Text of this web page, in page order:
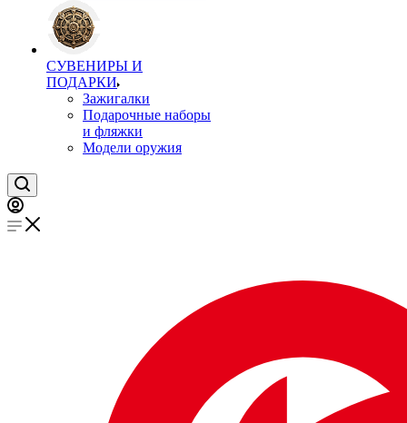
СУВЕНИРЫ И
ПОДАРКИ
Зажигалки
Подарочные наборы
и фляжки
Модели оружия